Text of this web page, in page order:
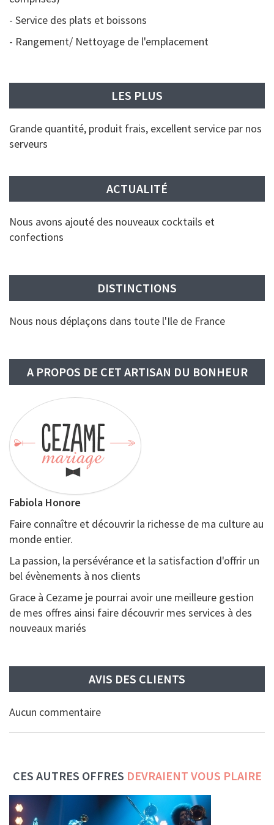
- Service des plats et boissons
- Rangement/ Nettoyage de l'emplacement
LES PLUS
Grande quantité, produit frais, excellent service par nos
serveurs
ACTUALITÉ
Nous avons ajouté des nouveaux cocktails et
confections
DISTINCTIONS
Nous nous déplaçons dans toute l'Ile de France
A PROPOS DE CET ARTISAN DU BONHEUR
Fabiola Honore
Faire connaître et découvrir la richesse de ma culture au
monde entier.
La passion, la persévérance et la satisfaction d'offrir un
bel évènements à nos clients
Grace à Cezame je pourrai avoir une meilleure gestion
de mes offres ainsi faire découvrir mes services à des
nouveaux mariés
AVIS DES CLIENTS
Aucun commentaire
CES AUTRES OFFRES DEVRAIENT VOUS PLAIRE